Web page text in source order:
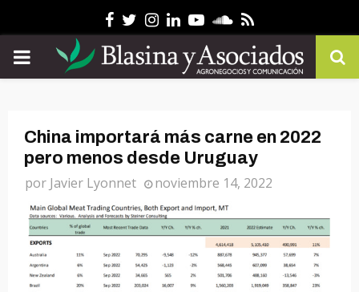
Facebook
Twitter
Instagram
Linkedin
YoutubeSoundcloud
Rss
PRIMARY
China importará más carne en 2022
pero menos desde Uruguay
por Javier Lyonnet noviembre 14, 2022